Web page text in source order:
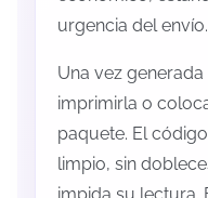
urgencia del envío.
Una vez
imprimirla o
paquete. El
limpio, sin